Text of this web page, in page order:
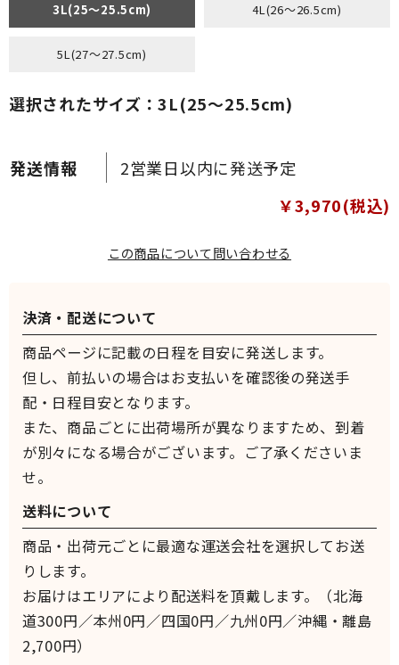
￥3,970(税込)
2営業日以内に発送予定
3L(25～25.5cm) 4L(26～26.5cm)
5L(27～27.5cm)
選択されたサイズ：3L(25～25.5cm)
この商品について問い合わせる
決済・配送について
商品ページに記載の日程を目安に発送します。
但し、前払いの場合はお支払いを確認後の発送手
配・日程目安となります。
また、商品ごとに出荷場所が異なりますため、到着
が別々になる場合がございます。ご了承くださいま
せ。
送料について
商品・出荷元ごとに最適な運送会社を選択してお送
りします。
お届けはエリアにより配送料を頂戴します。（北海
道300円／本州0円／四国0円／九州0円／沖縄・離島
2,700円）